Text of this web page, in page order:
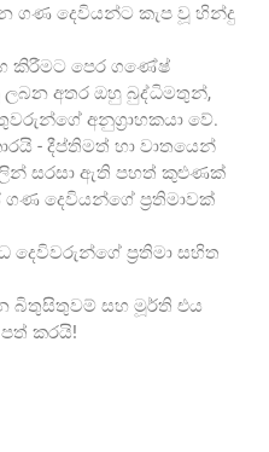
ගණ දෙවියන්ට කැප වූ හින්දු
කිරීමට පෙර ගණේෂ්
ලබන අතර ඔහු බුද්ධිමතුන්,
අනුග්‍රාහකයා වේ.
- දීප්තිමත් හා වාතයෙන්
සරසා ඇති පහත් කුළුණක්
දෙවියන්ගේ ප්‍රතිමාවක්
දෙවිවරුන්ගේ ප්‍රතිමා සහිත
බිතුසිතුවම් සහ මූර්ති එය
කරයි!